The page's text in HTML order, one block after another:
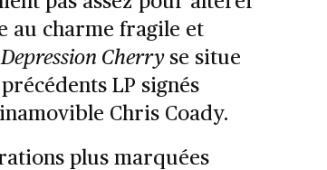
au charme fragile et
Depression Cherryse situe
LP signés
Chris Coady.
plus marquées